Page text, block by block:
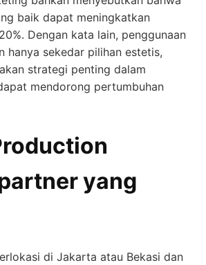
baik dapat meningkatkan
Dengan kata lain, penggunaan
hanya sekedar pilihan estetis,
strategi penting dalam
mendorong pertumbuhan
yang
di Jakarta atau Bekasi dan